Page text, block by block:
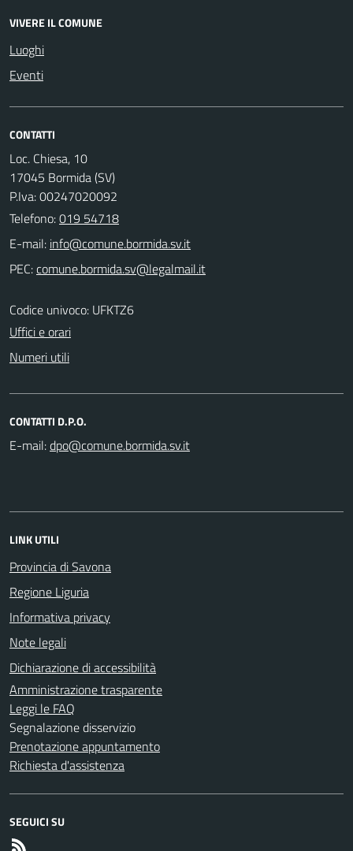
VIVERE IL COMUNE
Luoghi
Eventi
CONTATTI
Loc. Chiesa, 10
17045 Bormida (SV)
P.Iva: 00247020092
Telefono:019 54718
E-mail:
PEC:
Codice univoco: UFKTZ6
Uffici e orari
Numeri utili
CONTATTI D.P.O.
E-mail:
LINK UTILI
Provincia di Savona
Regione Liguria
Informativa privacy
Note legali
Dichiarazione di accessibilità
Amministrazione trasparente
Leggi le FAQ
Segnalazione disservizio
Prenotazione appuntamento
Richiesta d'assistenza
SEGUICI SU